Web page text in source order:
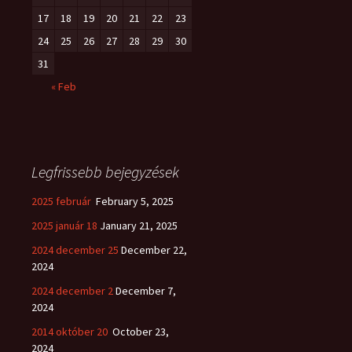
17
18 19 20 21 22
23
24
25 26 27 28 29
30
31
« Feb
Legfrissebb bejegyzések
2025 február February 5, 2025
2025 január 18 January 21, 2025
2024 december 25 December 22,
2024
2024 december 2December 7,
2024
2014 október 20 October 23,
2024